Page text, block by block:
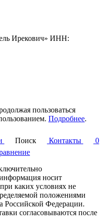
Ирекович» ИНН:
пользоваться
Подробнее.
Поиск Контакты
0
носит
каких условиях не
положениями
Российской Федерации.
согласовываются после